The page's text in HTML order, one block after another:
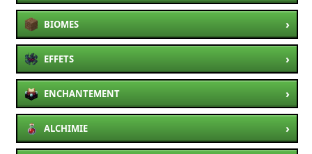
BIOMES ›
EFFETS ›
ENCHANTEMENT ›
ALCHIMIE ›